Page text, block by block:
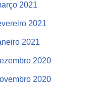
2021
2021
2021
2020
2020